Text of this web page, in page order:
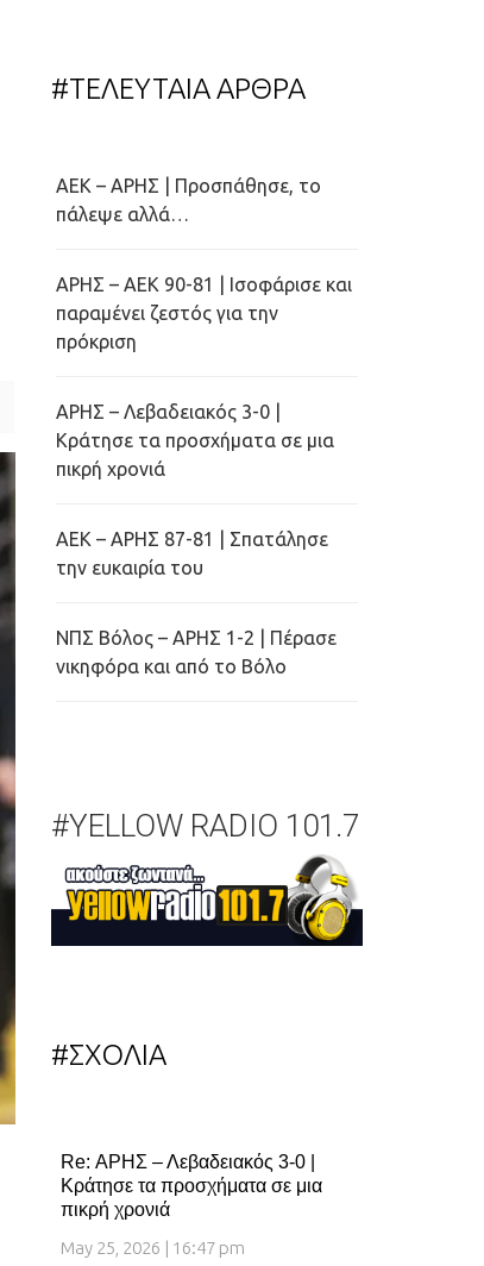
#ΤΕΛΕΥΤΑΙΑ ΑΡΘΡΑ
ΑΕΚ – ΑΡΗΣ | Προσπάθησε, το
πάλεψε αλλά…
ΑΡΗΣ – ΑΕΚ 90-81 | Ισοφάρισε και
παραμένει ζεστός για την
πρόκριση
ΑΡΗΣ – Λεβαδειακός 3-0 |
Κράτησε τα προσχήματα σε μια
πικρή χρονιά
ΑΕΚ – ΑΡΗΣ 87-81 | Σπατάλησε
την ευκαιρία του
ΝΠΣ Βόλος – ΑΡΗΣ 1-2 | Πέρασε
νικηφόρα και από το Βόλο
#YELLOW RADIO 101.7
#ΣΧΟΛΙΑ
Re: ΑΡΗΣ – Λεβαδειακός 3-0 |
Κράτησε τα προσχήματα σε μια
πικρή χρονιά
May 25, 2026 | 16:47 pm